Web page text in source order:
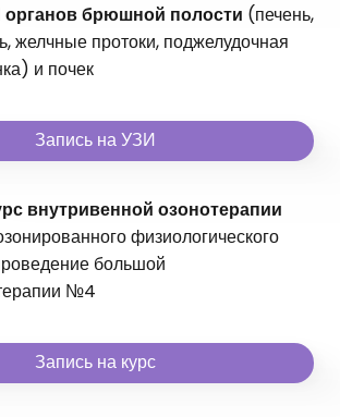
брюшной полости (печень,
желчные протоки, поджелудочная
и почек
Запись на УЗИ
внутривенной озонотерапии
физиологического
большой
№4
Запись на курс